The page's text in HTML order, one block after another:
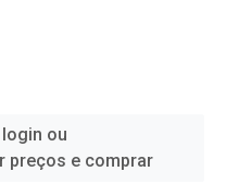
ou
preços e comprar